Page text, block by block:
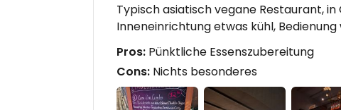
Typisch asiatisch vegane Restaurant,
Inneneinrichtung etwas kühl,
Pros: Pünktliche Essenszubereitung
Cons: Nichts besonderes